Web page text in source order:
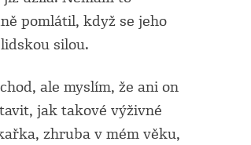
pomlátil, když se jeho
silou.
ale myslím, že ani on
jak takové výživné
zhruba v mém věku,